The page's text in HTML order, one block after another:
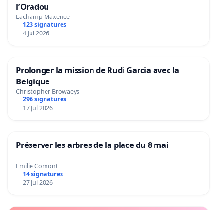
l’Oradou
Lachamp Maxence
123 signatures
4 Jul 2026
Prolonger la mission de Rudi Garcia avec la
Belgique
Christopher Browaeys
296 signatures
17 Jul 2026
Préserver les arbres de la place du 8 mai
Emilie Comont
14 signatures
27 Jul 2026